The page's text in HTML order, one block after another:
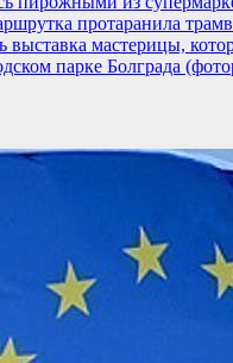
протаранила
мастерицы,
парке Болграда